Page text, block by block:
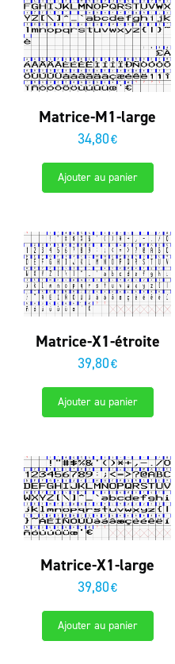
Matrice-M1-large
34,80€
Ajouter au panier
Matrice-X1-étroite
39,80€
Ajouter au panier
Matrice-X1-large
39,80€
Ajouter au panier